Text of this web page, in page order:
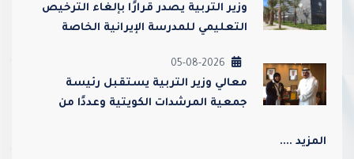
وزير التربية يصدر قرارًا بإلغاء الترخيص
التعليمي للمدرسة الإيرانية الخاصة
05-08-2026
معالي وزير التربية يستقبل رئيسة
جمعية المرشدات الكويتية وعددًا من
المزيد ....